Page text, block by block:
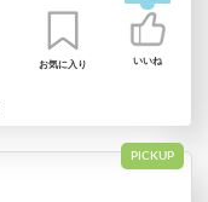
お気に入り いいね
PICKUP